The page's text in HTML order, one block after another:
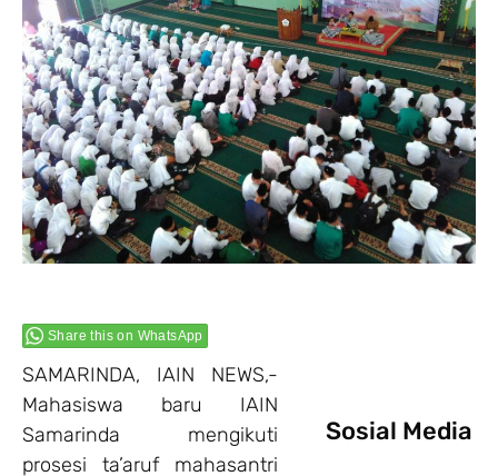
Share this on WhatsApp
SAMARINDA, IAIN NEWS,-
Mahasiswa baru IAIN
Samarinda mengikuti
prosesi ta’aruf mahasantri
Sosial Media